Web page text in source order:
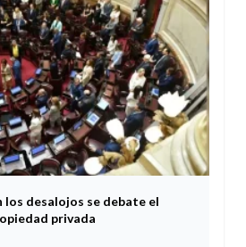
los desalojos se debate el
privada